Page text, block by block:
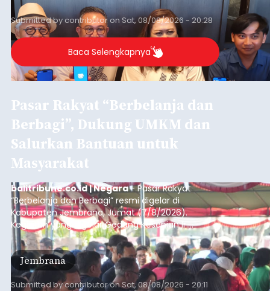
sekolah, salah satunya adalah alumni SMA 1
Denpasar.
Submitted bycontributoronSat, 08/08/2026 - 20:28
Baca Selengkapnya
Pasar Rakyat “Berbelanja dan
Berbagi”, Dukung UMKM dan
Salurkan Bantuan untuk
Masyarakat
balitribune.co.id | Negara- Pasar Rakyat
“Berbelanja dan Berbagi” resmi digelar di
Kabupaten Jembrana, Jumat (7/8/2026).
Kegiatan yang digelar Gedung Kesenian Ir.
Soekarno ini memadukan pemberdayaan
ekonomi masyarakat dengan aksi sosial tersebut
mendapat antusiasme tinggi dan mencatat nilai
transaksi mencapai Rp672.733.200.
Jembrana
Submitted bycontributoronSat, 08/08/2026 - 20:11